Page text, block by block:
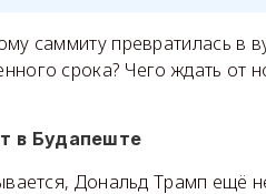
саммиту превратилась в
срока? Чего ждать от
в Будапеште
Дональд Трамп ещё